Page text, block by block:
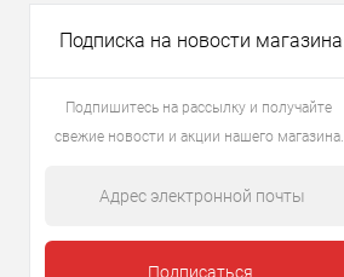
Подписка на новости магазина
Подпишитесь на рассылку и получайте
свежие новости и акции нашего магазина.